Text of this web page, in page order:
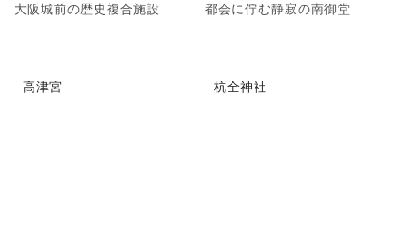
大阪城前の歴史複合施設 都会に佇む静寂の南御堂
高津宮 杭全神社